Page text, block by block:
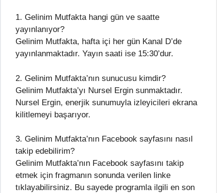
1. Gelinim Mutfakta hangi gün ve saatte
yayınlanıyor?
Gelinim Mutfakta, hafta içi her gün Kanal D’de
yayınlanmaktadır. Yayın saati ise 15:30’dur.
2. Gelinim Mutfakta’nın sunucusu kimdir?
Gelinim Mutfakta’yı Nursel Ergin sunmaktadır.
Nursel Ergin, enerjik sunumuyla izleyicileri ekrana
kilitlemeyi başarıyor.
3. Gelinim Mutfakta’nın Facebook sayfasını nasıl
takip edebilirim?
Gelinim Mutfakta’nın Facebook sayfasını takip
etmek için fragmanın sonunda verilen linke
tıklayabilirsiniz. Bu sayede programla ilgili en son